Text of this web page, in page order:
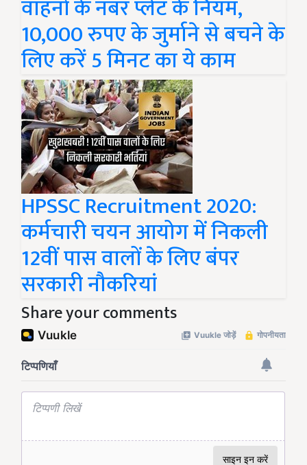
वाहनों के नंबर प्लेट के नियम,
10,000 रुपए के जुर्माने से बचने के
लिए करें 5 मिनट का ये काम
HPSSC Recruitment 2020:
कर्मचारी चयन आयोग में निकली
12वीं पास वालों के लिए बंपर
सरकारी नौकरियां
Share your comments